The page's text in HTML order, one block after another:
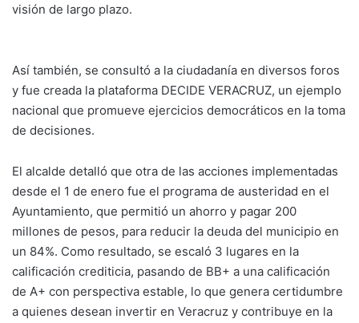
visión de largo plazo.
Así también, se consultó a la ciudadanía en diversos foros
y fue creada la plataforma DECIDE VERACRUZ, un ejemplo
nacional que promueve ejercicios democráticos en la toma
de decisiones.
El alcalde detalló que otra de las acciones implementadas
desde el 1 de enero fue el programa de austeridad en el
Ayuntamiento, que permitió un ahorro y pagar 200
millones de pesos, para reducir la deuda del municipio en
un 84%. Como resultado, se escaló 3 lugares en la
calificación crediticia, pasando de BB+ a una calificación
de A+ con perspectiva estable, lo que genera certidumbre
a quienes desean invertir en Veracruz y contribuye en la